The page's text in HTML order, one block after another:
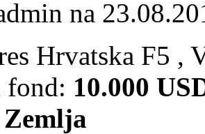
na
Hrvatska F5 ,
fond: 10.000
Zemlja